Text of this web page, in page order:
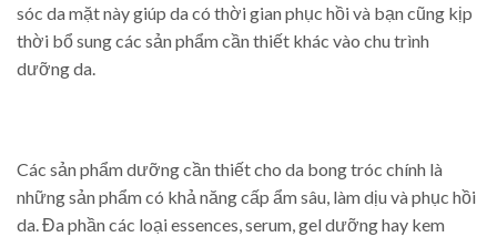
sóc da mặt này giúp da có thời gian phục hồi và bạn cũng kịp
thời bổ sung các sản phẩm cần thiết khác vào chu trình
dưỡng da.
Các sản phẩm dưỡng cần thiết cho da bong tróc chính là
những sản phẩm có khả năng cấp ẩm sâu, làm dịu và phục hồi
da. Đa phần các loại essences, serum, gel dưỡng hay kem